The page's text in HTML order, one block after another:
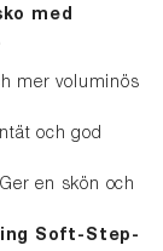
med
mer voluminös
och god
en skön och
Soft-Step-